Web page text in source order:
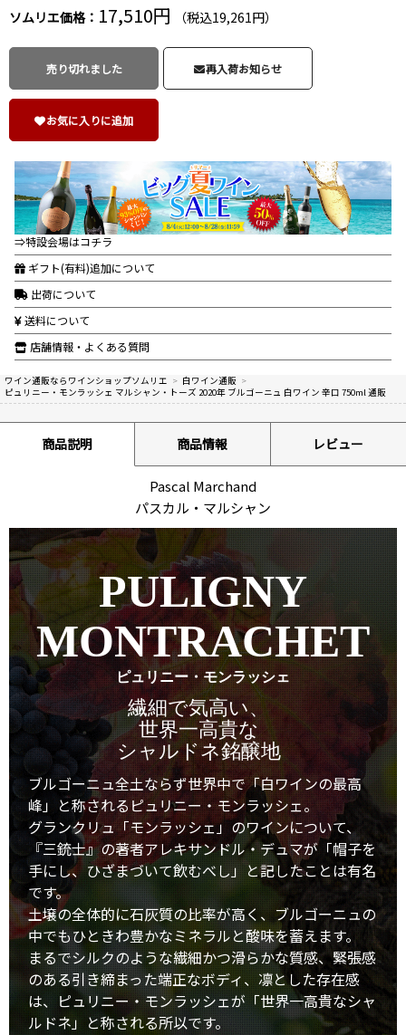
ソムリエ価格： 17,510円 （税込19,261円）
売り切れました 再入荷お知らせ
お気に入りに追加
⇒特設会場はコチラ
ギフト(有料)追加について
出荷について
送料について
店舗情報・よくある質問
ワイン通販ならワインショップソムリエ > 白ワイン通販 >
ピュリニー・モンラッシェ マルシャン・トーズ 2020年 ブルゴーニュ 白ワイン 辛口 750ml 通販
商品説明 商品情報 レビュー
Pascal Marchand
パスカル・マルシャン
PULIGNY
MONTRACHET
ピュリニー・モンラッシェ
繊細で気高い、
世界一高貴な
シャルドネ銘醸地
ブルゴーニュ全土ならず世界中で「白ワインの最高
峰」と称されるピュリニー・モンラッシェ。
グランクリュ「モンラッシェ」のワインについて、
『三銃士』の著者アレキサンドル・デュマが「帽子を
手にし、ひざまづいて飲むべし」と記したことは有名
です。
土壌の全体的に石灰質の比率が高く、ブルゴーニュの
中でもひときわ豊かなミネラルと酸味を蓄えます。
まるでシルクのような繊細かつ滑らかな質感、緊張感
のある引き締まった端正なボディ、凛とした存在感
は、ピュリニー・モンラッシェが「世界一高貴なシャ
ルドネ」と称される所以です。